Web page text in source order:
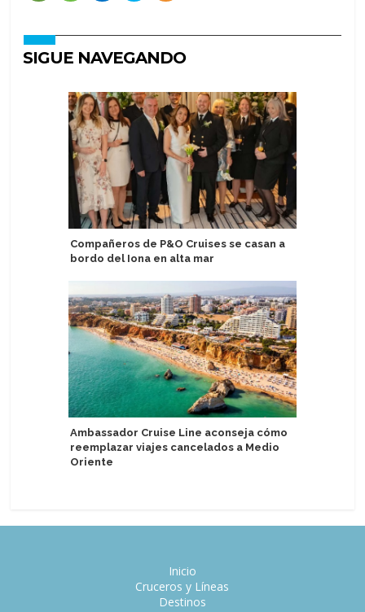
SIGUE NAVEGANDO
Compañeros de P&O Cruises se casan a
bordo del Iona en alta mar
Ambassador Cruise Line aconseja cómo
reemplazar viajes cancelados a Medio
Oriente
Inicio
Cruceros y Líneas
Destinos